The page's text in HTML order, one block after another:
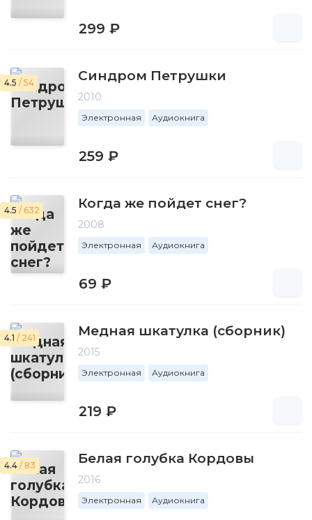
299 ₽
4.5 / 54 Синдром Петрушки
2010
Электронная Аудиокнига
259 ₽
4.5 / 632 Когда же пойдет снег?
2008
Электронная Аудиокнига
69 ₽
4.1 / 241 Медная шкатулка (сборник)
2015
Электронная Аудиокнига
219 ₽
4.4 / 83 Белая голубка Кордовы
2016
Электронная Аудиокнига